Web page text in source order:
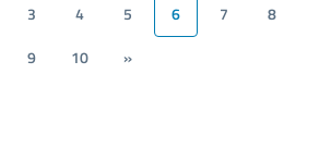
3 4 5 6 7
8
9
10 »